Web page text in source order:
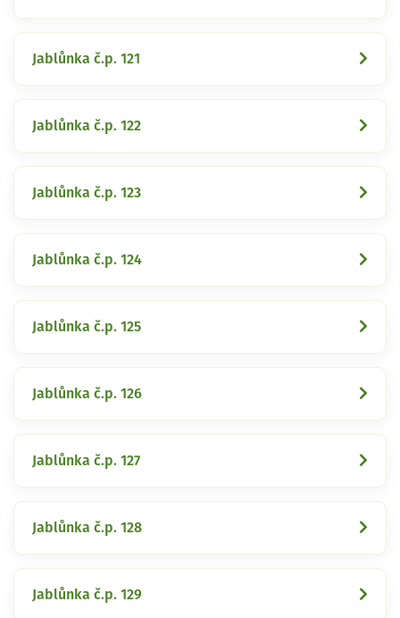
Jablůnka č.p. 121
Jablůnka č.p. 122
Jablůnka č.p. 123
Jablůnka č.p. 124
Jablůnka č.p. 125
Jablůnka č.p. 126
Jablůnka č.p. 127
Jablůnka č.p. 128
Jablůnka č.p. 129